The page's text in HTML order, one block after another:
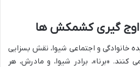
اوج گیری کشمکش ها
خانوادگی و اجتماعی شیوا، نقش بسزایی
کنند. «برنا»، برادر شیوا، و مادرش، هر